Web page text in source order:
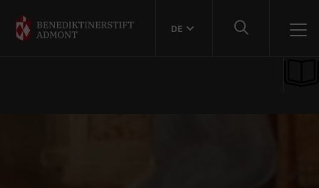
DE